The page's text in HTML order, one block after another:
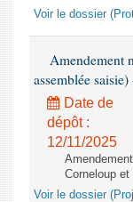
Voir le dossier
Amendement
assemblée
Date de
dépôt :
12/11/2025
Corneloup
Voir le dossier